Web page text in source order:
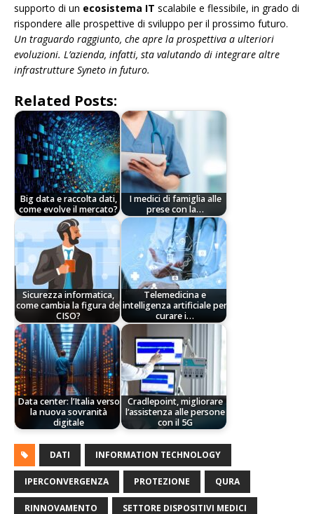
supporto di un ecosistema IT scalabile e flessibile, in grado di
rispondere alle prospettive di sviluppo per il prossimo futuro.
Un traguardo raggiunto, che apre la prospettiva a ulteriori
evoluzioni. L’azienda, infatti, sta valutando di integrare altre
infrastrutture Syneto in futuro.
Related Posts:
Big data e raccolta dati,
come evolve il mercato?
I medici di famiglia alle
prese con la…
Sicurezza informatica,
come cambia la figura del
CISO?
Telemedicina e
intelligenza artificiale per
curare i…
Data center: l’Italia verso
la nuova sovranità
digitale
Cradlepoint, migliorare
l’assistenza alle persone
con il 5G
DATI INFORMATION TECHNOLOGY
IPERCONVERGENZA PROTEZIONE QURA
RINNOVAMENTO SETTORE DISPOSITIVI MEDICI